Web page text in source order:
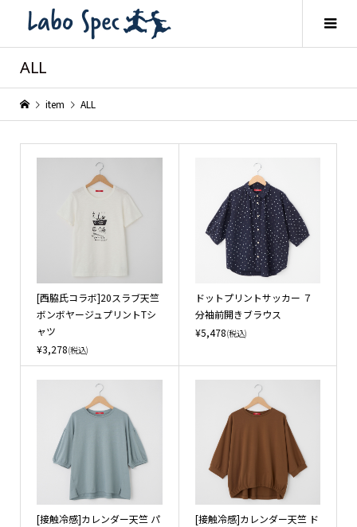
ALL
item ALL
[西脇氏コラボ]20スラブ天竺
ボンボヤージュプリントTシ
ャツ
¥3,278(税込)
ドットプリントサッカー ７
分袖前開きブラウス
¥5,478(税込)
[接触冷感]カレンダー天竺 パ
[接触冷感]カレンダー天竺 ド